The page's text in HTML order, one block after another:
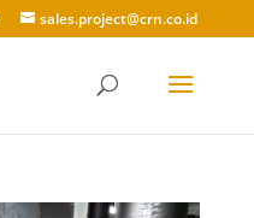
sales.project@crn.co.id